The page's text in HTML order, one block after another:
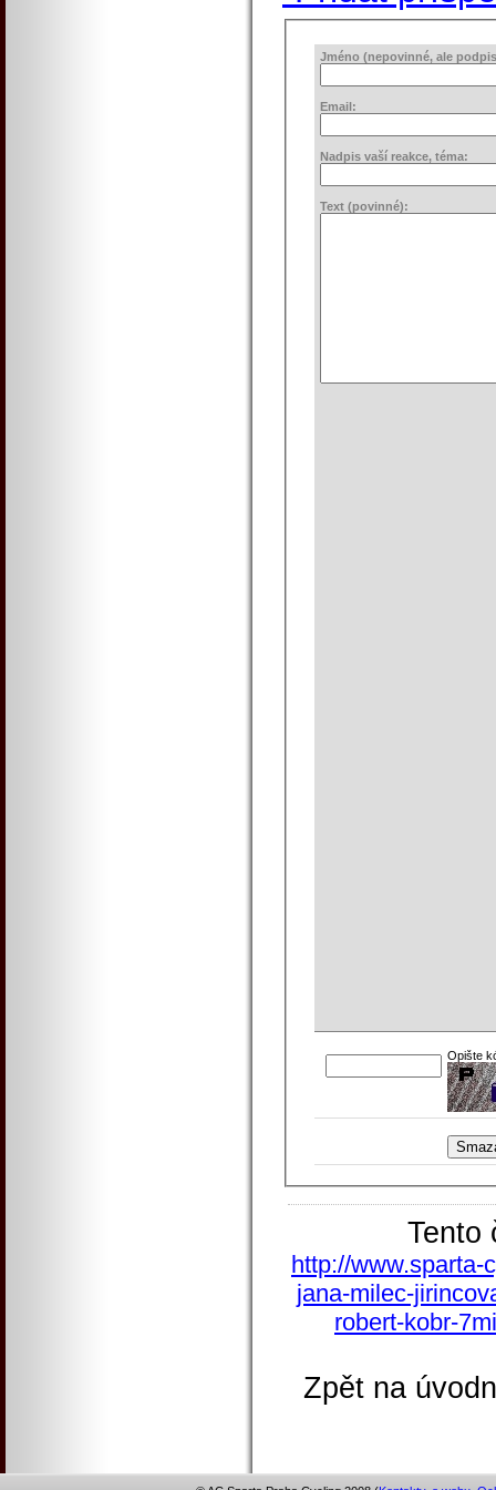
Jméno (nepovinné, ale
Email:
Nadpis vaší reakce, téma:
Text (povinné):
Opište
Tento
http://www.sparta-
jana-milec-
robert-kobr-
Zpět na